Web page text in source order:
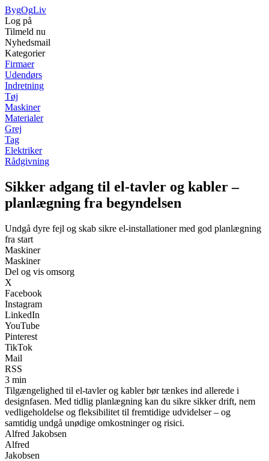
BygOgLiv
Log på
Tilmeld nu
Nyhedsmail
Kategorier
Firmaer
Udendørs
Indretning
Tøj
Maskiner
Materialer
Grej
Tag
Elektriker
Rådgivning
Sikker adgang til el-tavler og kabler –
planlægning fra begyndelsen
Undgå dyre fejl og skab sikre el-installationer med god planlægning
fra start
Maskiner
Maskiner
Del og vis omsorg
X
Facebook
Instagram
LinkedIn
YouTube
Pinterest
TikTok
Mail
RSS
3 min
Tilgængelighed til el-tavler og kabler bør tænkes ind allerede i
designfasen. Med tidlig planlægning kan du sikre sikker drift, nem
vedligeholdelse og fleksibilitet til fremtidige udvidelser – og
samtidig undgå unødige omkostninger og risici.
Alfred Jakobsen
Alfred
Jakobsen